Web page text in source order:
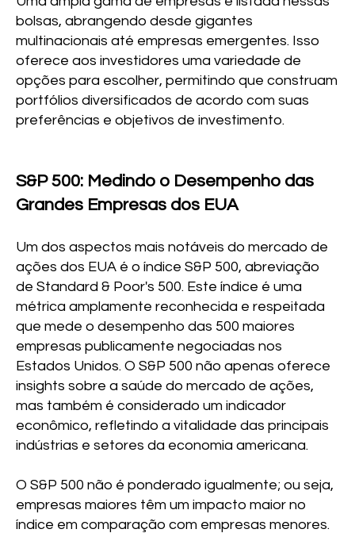
bolsas, abrangendo desde gigantes
multinacionais até empresas emergentes. Isso
oferece aos investidores uma variedade de
opções para escolher, permitindo que construam
portfólios diversificados de acordo com suas
preferências e objetivos de investimento.
S&P 500: Medindo o Desempenho das
Grandes Empresas dos EUA
Um dos aspectos mais notáveis do mercado de
ações dos EUA é o índice S&P 500, abreviação
de Standard & Poor's 500. Este índice é uma
métrica amplamente reconhecida e respeitada
que mede o desempenho das 500 maiores
empresas publicamente negociadas nos
Estados Unidos. O S&P 500 não apenas oferece
insights sobre a saúde do mercado de ações,
mas também é considerado um indicador
econômico, refletindo a vitalidade das principais
indústrias e setores da economia americana.
O S&P 500 não é ponderado igualmente; ou seja,
empresas maiores têm um impacto maior no
índice em comparação com empresas menores.